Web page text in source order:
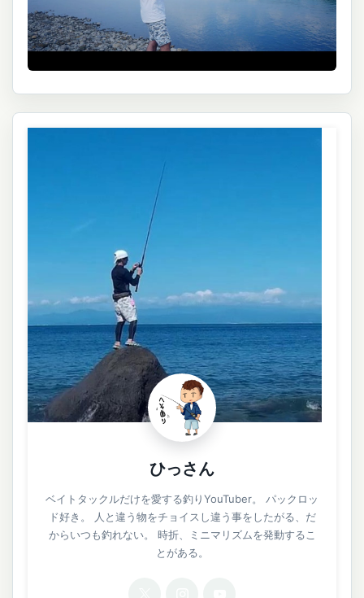
ひっさん
ベイトタックルだけを愛する釣りYouTuber。 パックロッ
ド好き。 人と違う物をチョイスし違う事をしたがる、だ
からいつも釣れない。 時折、ミニマリズムを発動するこ
とがある。